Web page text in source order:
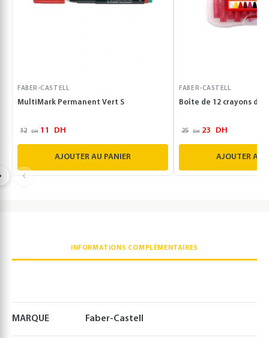
FABER-CASTELL
MultiMark Permanent Vert S
12 DH 11 DH
AJOUTER AU PANIER
FABER-CASTELL
Boîte de 12 crayons de
25 DH 23 DH
AJOUTER AU
INFORMATIONS COMPLÉMENTAIRES
MARQUE Faber-Castell